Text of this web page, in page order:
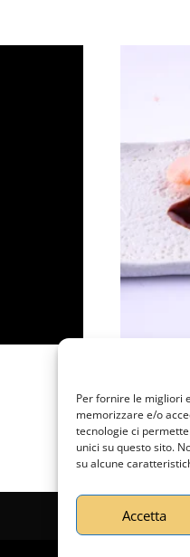
Per fornire le migliori
memorizzare e/o
tecnologie ci
unici su questo sito.
su alcune
Accetta
13
4,00€